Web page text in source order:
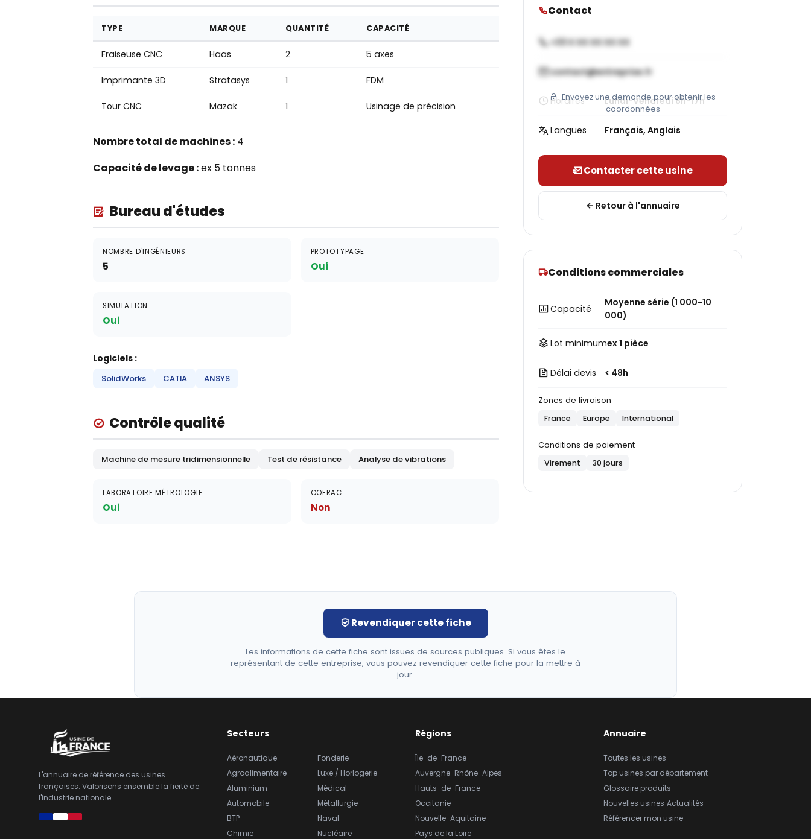
TYPE MARQUE QUANTITÉ CAPACITÉ
Fraiseuse CNC Haas 2 5 axes
Imprimante 3D Stratasys 1 FDM
Tour CNC Mazak 1 Usinage de précision
Nombre total de machines : 4
Capacité de levage :ex 5 tonnes
Bureau d'études
NOMBRE D'INGÉNIEURS
5
PROTOTYPAGE
Oui
SIMULATION
Oui
Logiciels :
SolidWorks CATIA ANSYS
Contrôle qualité
Machine de mesure tridimensionnelle Test de résistance Analyse de vibrations
LABORATOIRE MÉTROLOGIE
Oui
COFRAC
Non
Contact
+33 X XX XX XX XX
contact@entreprise.fr
Envoyez une demande pour obtenir les
coordonnées
Horaires Lundi-Vendredi 8h-17h
Langues Français, Anglais
Contacter cette usine
Retour à l'annuaire
Conditions commerciales
Capacité
Moyenne série (1 000-10
000)
Lot minimumex 1 pièce
Délai devis < 48h
Zones de livraison
France Europe International
Conditions de paiement
Virement 30 jours
Revendiquer cette fiche
Les informations de cette fiche sont issues de sources publiques. Si vous êtes le
représentant de cette entreprise, vous pouvez revendiquer cette fiche pour la mettre à
jour.
L'annuaire de référence des usines
françaises. Valorisons ensemble la fierté de
l'industrie nationale.
Secteurs
Aéronautique
Agroalimentaire
Aluminium
Automobile
BTP
Chimie
Fonderie
Luxe / Horlogerie
Médical
Métallurgie
Naval
Nucléaire
Régions
Île-de-France
Auvergne-Rhône-Alpes
Hauts-de-France
Occitanie
Nouvelle-Aquitaine
Pays de la Loire
Annuaire
Toutes les usines
Top usines par département
Glossaire produits
Nouvelles usines Actualités
Référencer mon usine